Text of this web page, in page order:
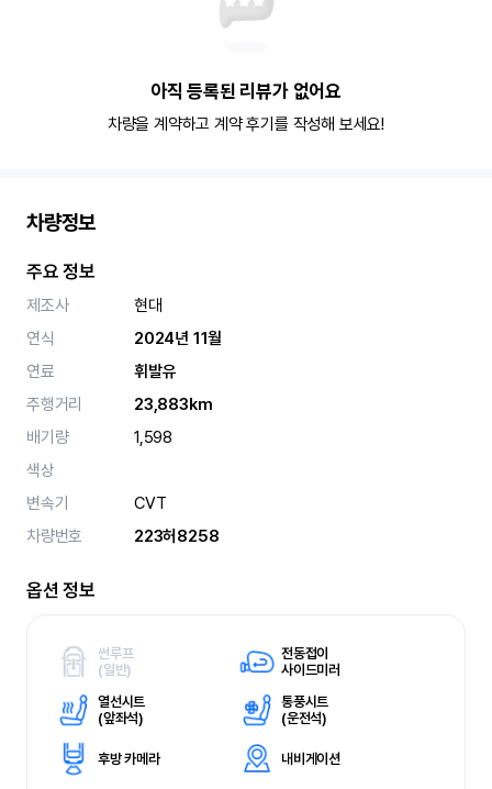
아직 등록된 리뷰가 없어요
차량을 계약하고 계약 후기를 작성해 보세요!
차량정보
주요 정보
제조사
현대
연식
2024년 11월
연료
휘발유
주행거리
23,883km
배기량
1,598
색상
변속기
CVT
차량번호
223허8258
옵션 정보
썬루프
(일반)
전동접이
사이드미러
열선시트
(앞좌석)
통풍시트
(운전석)
후방 카메라 내비게이션